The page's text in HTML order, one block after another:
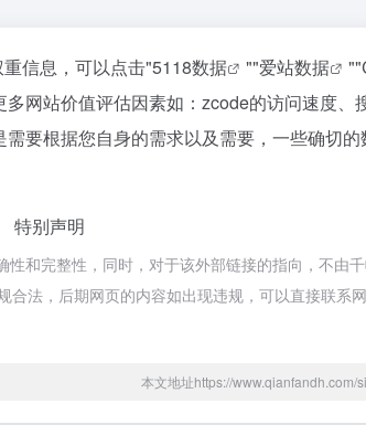
信息，可以点击"5118数据 ""爱站数据 ""
网站价值评估因素如：zcode的访问速度、
要根据您自身的需求以及需要，一些确切
特别声明
和完整性，同时，对于该外部链接的指向，不由
法，后期网页的内容如出现违规，可以直接联系
本文地址https://www.qianfandh.com/